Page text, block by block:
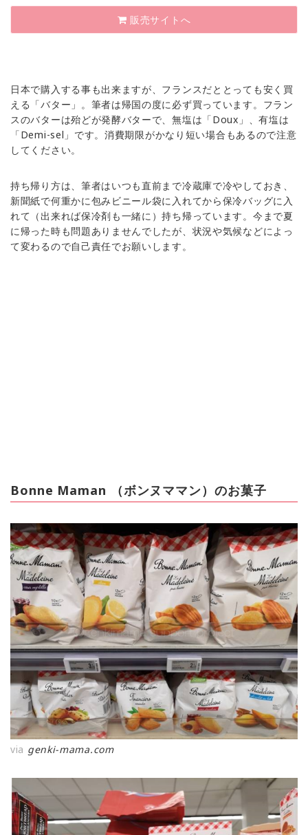
販売サイトへ
日本で購入する事も出来ますが、フランスだととっても安く買
える「バター」。筆者は帰国の度に必ず買っています。フラン
スのバターは殆どが発酵バターで、無塩は「Doux」、有塩は
「Demi-sel」です。消費期限がかなり短い場合もあるので注意
してください。
持ち帰り方は、筆者はいつも直前まで冷蔵庫で冷やしておき、
新聞紙で何重かに包みビニール袋に入れてから保冷バッグに入
れて（出来れば保冷剤も一緒に）持ち帰っています。今まで夏
に帰った時も問題ありませんでしたが、状況や気候などによっ
て変わるので自己責任でお願いします。
Bonne Maman （ボンヌママン）のお菓子
via genki-mama.com